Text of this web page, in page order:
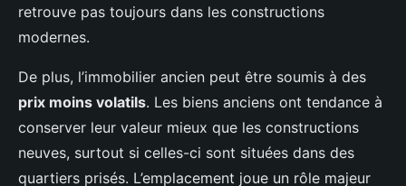
retrouve pas toujours dans les constructions
modernes.
De plus, l’immobilier ancien peut être soumis à des
prix moins volatils. Les biens anciens ont tendance à
conserver leur valeur mieux que les constructions
neuves, surtout si celles-ci sont situées dans des
quartiers prisés. L’emplacement joue un rôle majeur